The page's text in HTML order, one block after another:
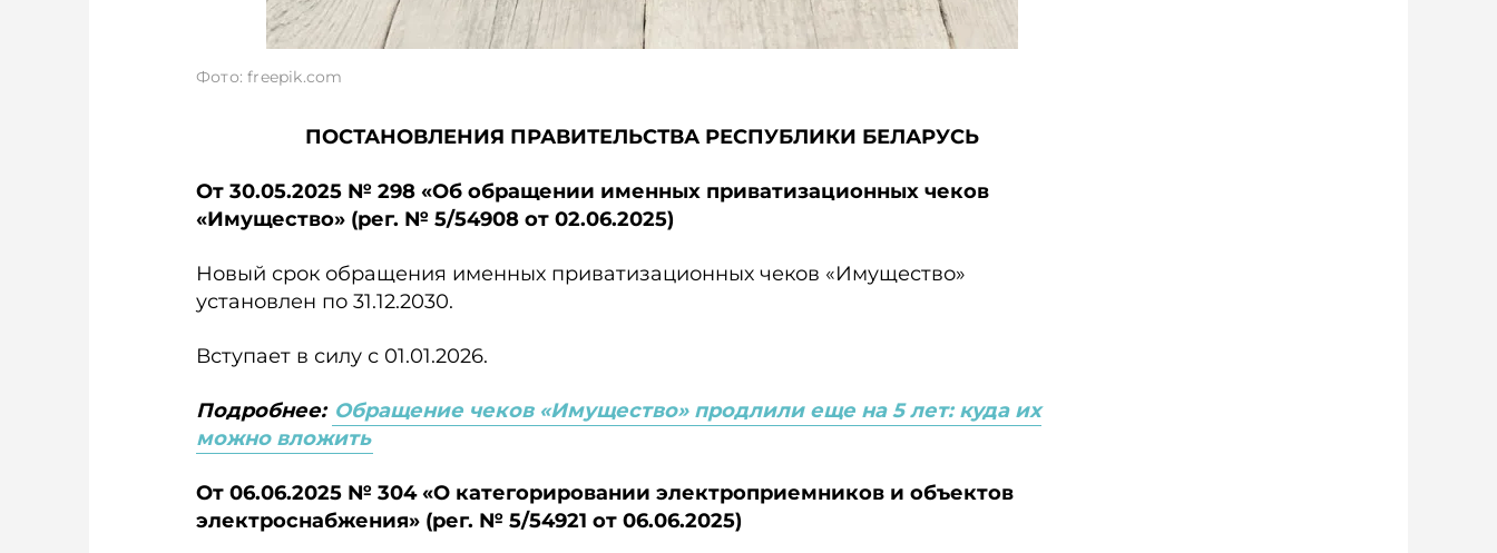
Фото: freepik.com
ПОСТАНОВЛЕНИЯ ПРАВИТЕЛЬСТВА РЕСПУБЛИКИ БЕЛАРУСЬ
От 30.05.2025 № 298 «Об обращении именных приватизационных чеков
«Имущество» (рег. № 5/54908 от 02.06.2025)
Новый срок обращения именных приватизационных чеков «Имущество»
установлен по 31.12.2030.
Вступает в силу с 01.01.2026.
Подробнее: Обращение чеков «Имущество» продлили еще на 5 лет: куда их
можно вложить
От 06.06.2025 № 304 «О категорировании электроприемников и объектов
электроснабжения» (рег. № 5/54921 от 06.06.2025)